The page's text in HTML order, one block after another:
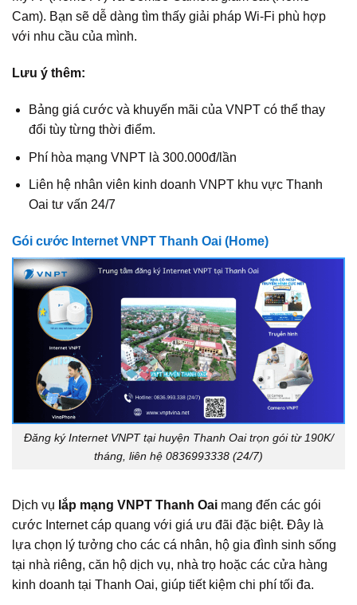
Cam). Bạn sẽ dễ dàng tìm thấy giải pháp Wi‑Fi phù hợp
với nhu cầu của mình.
Lưu ý thêm:
Bảng giá cước và khuyến mãi của VNPT có thể thay
đổi tùy từng thời điểm.
Phí hòa mạng VNPT là 300.000đ/lần
Liên hệ nhân viên kinh doanh VNPT khu vực Thanh
Oai tư vấn 24/7
Gói cước Internet VNPT Thanh Oai (Home)
Đăng ký Internet VNPT tại huyện Thanh Oai trọn gói từ 190K/
tháng, liên hệ 0836993338 (24/7)
Dịch vụ lắp mạng VNPT Thanh Oai mang đến các gói
cước Internet cáp quang với giá ưu đãi đặc biệt. Đây là
lựa chọn lý tưởng cho các cá nhân, hộ gia đình sinh sống
tại nhà riêng, căn hộ dịch vụ, nhà trọ hoặc các cửa hàng
kinh doanh tại Thanh Oai, giúp tiết kiệm chi phí tối đa.